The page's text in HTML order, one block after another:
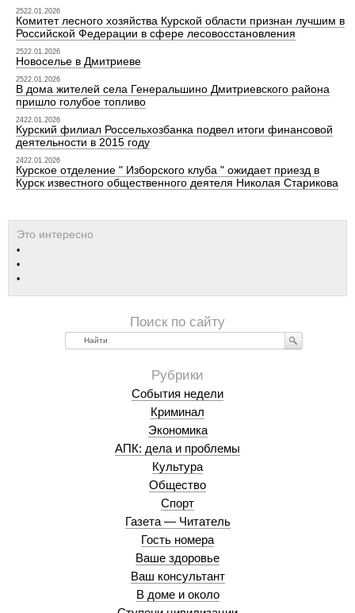
2522.01.2026
Комитет лесного хозяйства Курской области признан лучшим в
Российской Федерации в сфере лесовосстановления
2522.01.2026
Новоселье в Дмитриеве
2522.01.2026
В дома жителей села Генеральшино Дмитриевского района
пришло голубое топливо
2422.01.2026
Курский филиал Россельхозбанка подвел итоги финансовой
деятельности в 2015 году
2422.01.2026
Курское отделение " Изборского клуба " ожидает приезд в
Курск известного общественного деятеля Николая Старикова
Найти
События недели
Криминал
Экономика
АПК: дела и проблемы
Культура
Общество
Спорт
Газета — Читатель
Гость номера
Ваше здоровье
Ваш консультант
В доме и около